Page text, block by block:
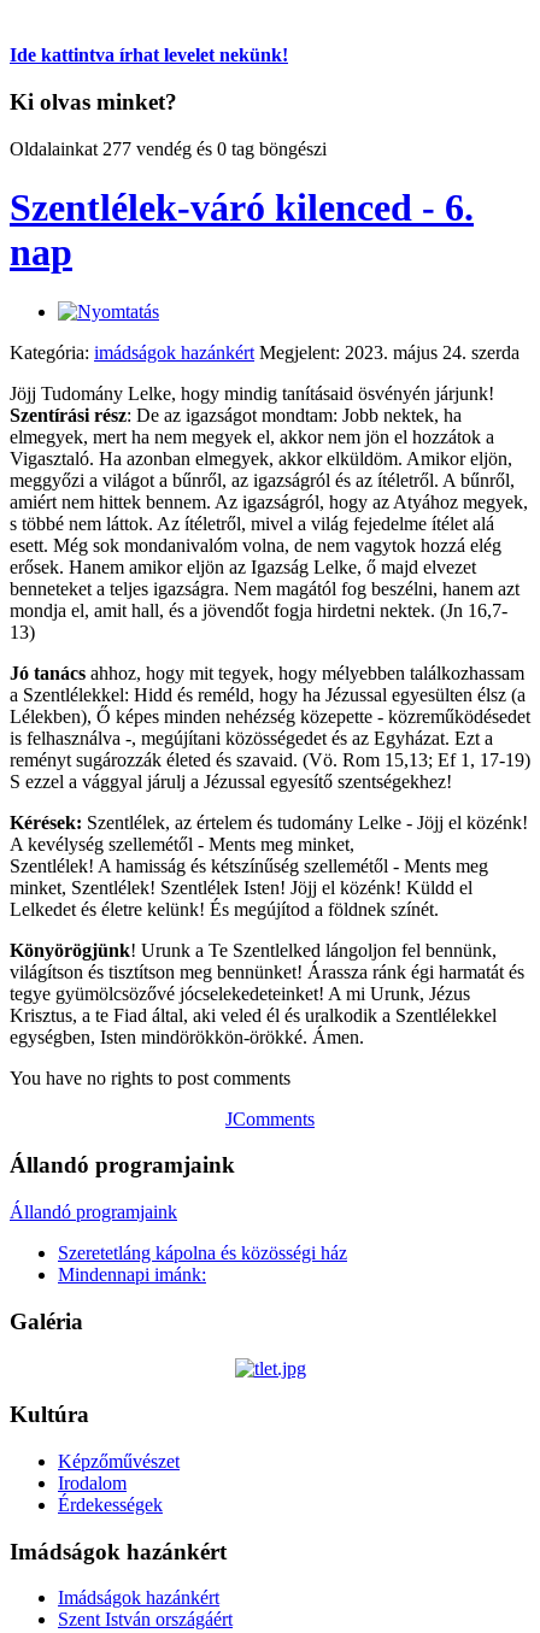
Ide kattintva írhat levelet nekünk!
Ki olvas minket?
Oldalainkat 277 vendég és 0 tag böngészi
Szentlélek-váró kilenced - 6.
nap
Kategória: imádságok hazánkért Megjelent: 2023. május 24. szerda
Jöjj Tudomány Lelke, hogy mindig tanításaid ösvényén járjunk!
Szentírási rész: De az igazságot mondtam: Jobb nektek, ha
elmegyek, mert ha nem megyek el, akkor nem jön el hozzátok a
Vigasztaló. Ha azonban elmegyek, akkor elküldöm. Amikor eljön,
meggyőzi a világot a bűnről, az igazságról és az ítéletről. A bűnről,
amiért nem hittek bennem. Az igazságról, hogy az Atyához megyek,
s többé nem láttok. Az ítéletről, mivel a világ fejedelme ítélet alá
esett. Még sok mondanivalóm volna, de nem vagytok hozzá elég
erősek. Hanem amikor eljön az Igazság Lelke, ő majd elvezet
benneteket a teljes igazságra. Nem magától fog beszélni, hanem azt
mondja el, amit hall, és a jövendőt fogja hirdetni nektek. (Jn 16,7-
13)
Jó tanács ahhoz, hogy mit tegyek, hogy mélyebben találkozhassam
a Szentlélekkel: Hidd és reméld, hogy ha Jézussal egyesülten élsz (a
Lélekben), Ő képes minden nehézség közepette - közreműködésedet
is felhasználva -, megújítani közösségedet és az Egyházat. Ezt a
reményt sugározzák életed és szavaid. (Vö. Rom 15,13; Ef 1, 17-19)
S ezzel a vággyal járulj a Jézussal egyesítő szentségekhez!
Kérések: Szentlélek, az értelem és tudomány Lelke - Jöjj el közénk!
A kevélység szellemétől - Ments meg minket,
Szentlélek! A hamisság és kétszínűség szellemétől - Ments meg
minket, Szentlélek! Szentlélek Isten! Jöjj el közénk! Küldd el
Lelkedet és életre kelünk! És megújítod a földnek színét.
Könyörögjünk! Urunk a Te Szentlelked lángoljon fel bennünk,
világítson és tisztítson meg bennünket! Árassza ránk égi harmatát és
tegye gyümölcsözővé jócselekedeteinket! A mi Urunk, Jézus
Krisztus, a te Fiad által, aki veled él és uralkodik a Szentlélekkel
egységben, Isten mindörökkön-örökké. Ámen.
You have no rights to post comments
JComments
Állandó programjaink
Állandó programjaink
Szeretetláng kápolna és közösségi ház
Mindennapi imánk:
Galéria
Kultúra
Képzőművészet
Irodalom
Érdekességek
Imádságok hazánkért
Imádságok hazánkért
Szent István országáért